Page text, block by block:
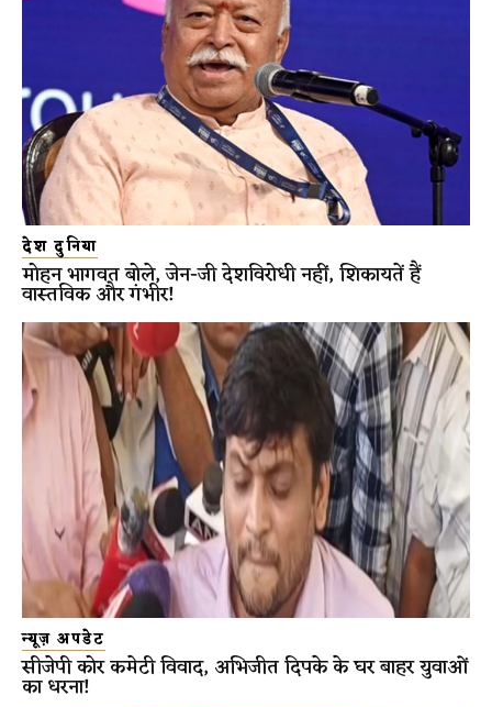
देश दुनिया
मोहन भागवत बोले, जेन-जी देशविरोधी नहीं, शिकायतें हैं
वास्तविक और गंभीर!
न्यूज़ अपडेट
सीजेपी कोर कमेटी विवाद, अभिजीत दिपके के घर बाहर युवाओं
का धरना!